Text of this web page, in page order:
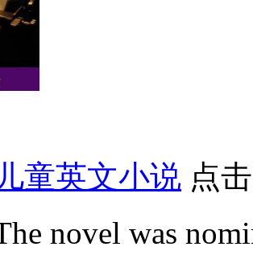
儿童英文小说 点
novel was